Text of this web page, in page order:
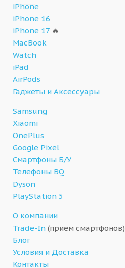
iPhone
iPhone 16
iPhone 17 🔥
MacBook
Watch
iPad
AirPods
Гаджеты и Аксессуары
Samsung
Xiaomi
OnePlus
Google Pixel
Смартфоны Б/У
Телефоны BQ
Dyson
PlayStation 5
О компании
Trade-In (приём смартфонов)
Блог
Условия и Доставка
Контакты